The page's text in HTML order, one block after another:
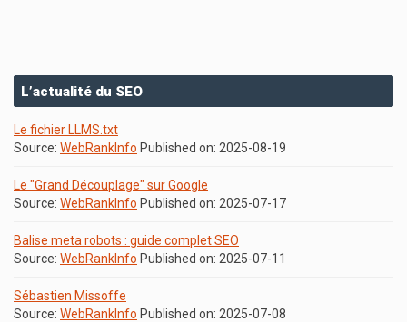
L’actualité du SEO
Le fichier LLMS.txt
Source: WebRankInfo Published on: 2025-08-19
Le "Grand Découplage" sur Google
Source: WebRankInfo Published on: 2025-07-17
Balise meta robots : guide complet SEO
Source: WebRankInfo Published on: 2025-07-11
Sébastien Missoffe
Source: WebRankInfo Published on: 2025-07-08